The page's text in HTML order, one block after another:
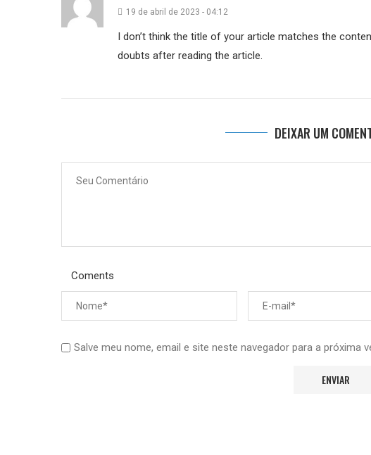
19 de abril de 2023 - 04:12
I don’t think the title of your article matches the
doubts after reading the article.
DEIXAR UM
Coments
Salve meu nome, email e site neste navegador para a próxima